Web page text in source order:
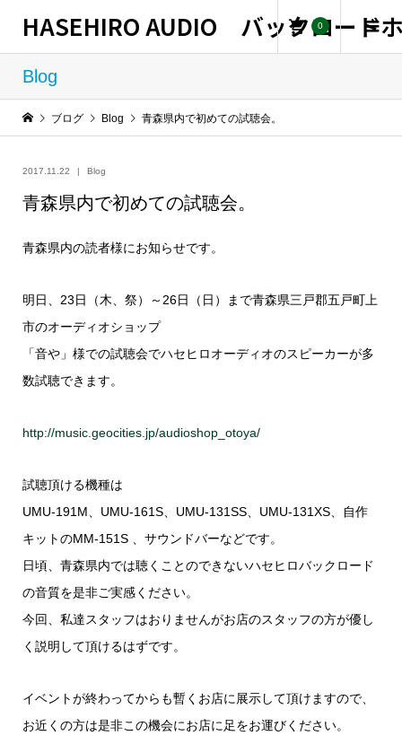
HASEHIRO AUDIO バックロード
0
Blog
ブログ Blog 青森県内で初めての試聴会。
2017.11.22 Blog
青森県内で初めての試聴会。
青森県内の読者様にお知らせです。
明日、23日（木、祭）～26日（日）まで青森県三戸郡五戸町上
市のオーディオショップ
「音や」様での試聴会でハセヒロオーディオのスピーカーが多
数試聴できます。
http://music.geocities.jp/audioshop_otoya/
試聴頂ける機種は
UMU-191M、UMU-161S、UMU-131SS、UMU-131XS、自作
キットのMM-151S 、サウンドバーなどです。
日頃、青森県内では聴くことのできないハセヒロバックロード
の音質を是非ご実感ください。
今回、私達スタッフはおりませんがお店のスタッフの方が優し
く説明して頂けるはずです。
イベントが終わってからも暫くお店に展示して頂けますので、
お近くの方は是非この機会にお店に足をお運びください。